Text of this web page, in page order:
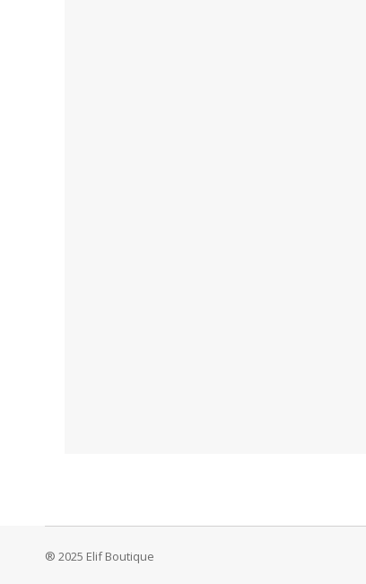
® 2025 Elif Boutique